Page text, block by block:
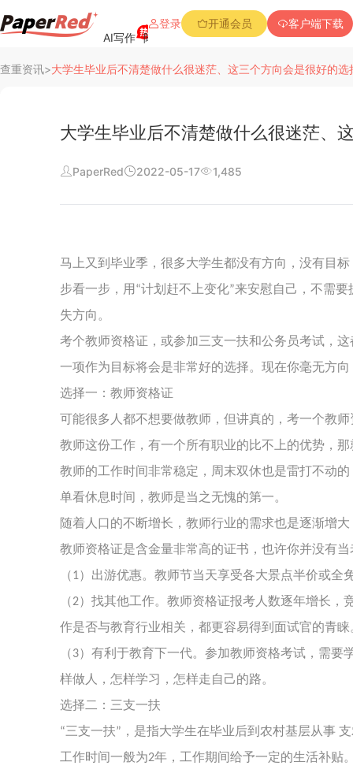
AI写作 降重复率 降Aigc率 免费查重 PPT创作
登录 开通会员 客户端下载
阅读
行业新闻
常见问题
公司介绍
声明
免责声明
隐私声明
侵权处理
查重资讯>大学生毕业后不清楚做什么很迷茫、这三个方向会是很好的选
大学生毕业后不清楚做什么很迷茫、
PaperRed 2022-05-17 1,485
马上又到毕业季，很多大学生都没有方向，没有目
步看一步，用 “计划赶不上变化”来安慰自己，不需要
失方向。
考个教师资格证，或参加三支一扶和公务员考试，
一项作为目标将会是非常好的选择。现在你毫无方
选择一：教师资格证
可能很多人都不想要做教师，但讲真的，考一个教
教师这份工作，有一个所有职业的比不上的优势，
教师的工作时间非常稳定，周末双休也是雷打不动
单看休息时间，教师是当之无愧的第一。
随着人口的不断增长，教师行业的需求也是逐渐增
教师资格证是含金量非常高的证书，也许你并没有
（1）出游优惠。教师节当天享受各大景点半价或
（2）找其他工作。教师资格证报考人数逐年增长
作是否与教育行业相关，都更容易得到面试官的青睐
（3）有利于教育下一代。参加教师资格考试，需
样做人，怎样学习，怎样走自己的路。
选择二：三支一扶
“三支一扶” ，是指大学生在毕业后到农村基层从事
工作时间一般为2年，工作期间给予一定的生活补贴